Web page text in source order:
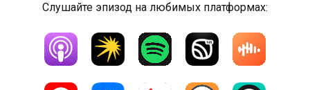
Слушайте эпизод на любимых платформах: